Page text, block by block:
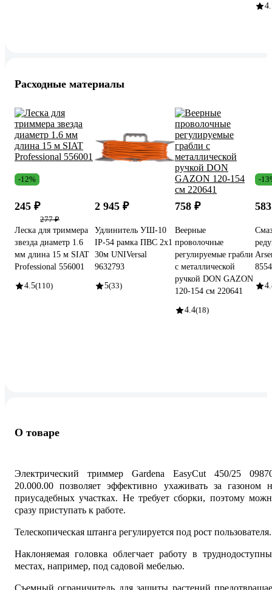
Расходные материалы
-12%
245 ₽
277 ₽
Леска для триммера
звезда диаметр 1.6
мм длина 15 м SIAT
Professional 556001
4.5(110)
2 945 ₽
Удлинитель УШ-10
IP-54 рамка ПВС 2x1
30м UNIVersal
9632793
5(33)
758 ₽
Веерные
проволочные
регулируемые грабли
с металлической
ручкой DON GAZON
120-154 см 220641
4.4(18)
-
О товаре
Электрический триммер Gardena EasyCut 450/25
20.000.00 позволяет эффективно ухаживать за газоном
приусадебных участках. Не требует сборки, поэтому
сразу приступать к работе.
Телескопическая штанга регулируется под рост пользователя.
Наклоняемая головка облегчает работу в
местах, например, под садовой мебелью.
Съемный ограничитель для защиты растений